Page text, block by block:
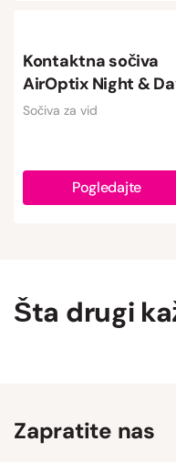
Kontaktna sočiva
AirOptix Night &
Sočiva za vid
Pogledajte
Šta drugi
Zapratite nas